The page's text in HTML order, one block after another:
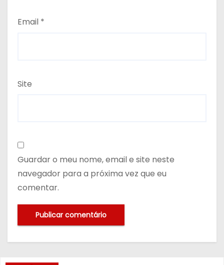
Email *
Site
Guardar o meu nome, email e site neste
navegador para a próxima vez que eu
comentar.